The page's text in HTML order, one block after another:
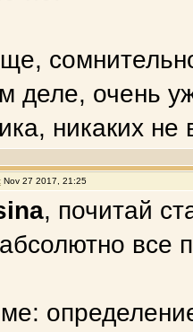
деле, очень
никаких не
Nov 27 2017, 21:25
, почитай
все